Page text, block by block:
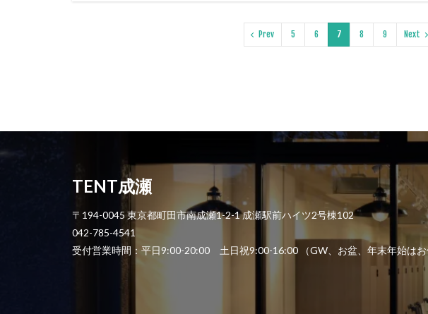
Prev 5 6 7 8 9 Next
TENT成瀬
〒194-0045 東京都町田市南成瀬1-2-1 成瀬駅前ハイツ2号棟102
042-785-4541
受付営業時間：平日9:00-20:00 土日祝9:00-16:00 （GW、お盆、年末年始は